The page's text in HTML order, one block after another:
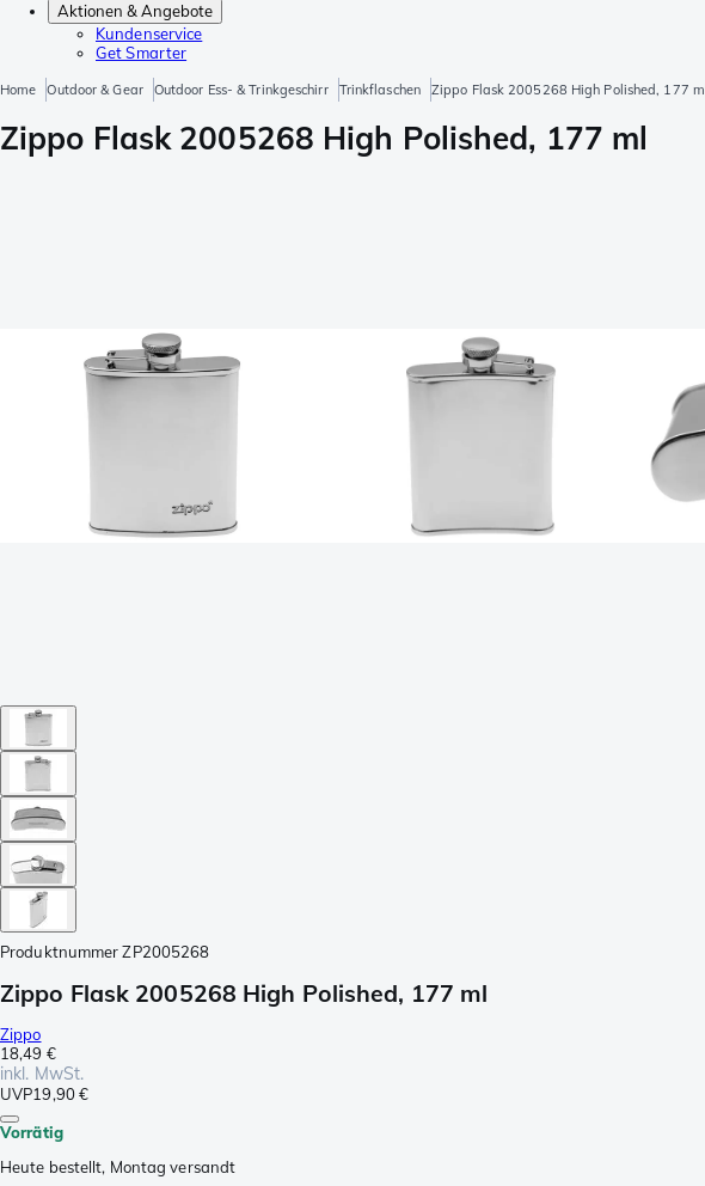
Aktionen & Angebote
Kundenservice
Get Smarter
Home Outdoor & Gear Outdoor Ess- & Trinkgeschirr Trinkflaschen Zippo Flask 2005268 High Polished, 177 ml
Zippo Flask 2005268 High Polished, 177 ml
Produktnummer ZP2005268
Zippo Flask 2005268 High Polished, 177 ml
Zippo
18,49 €
inkl. MwSt.
UVP19,90 €
Vorrätig
Heute bestellt, Montag versandt